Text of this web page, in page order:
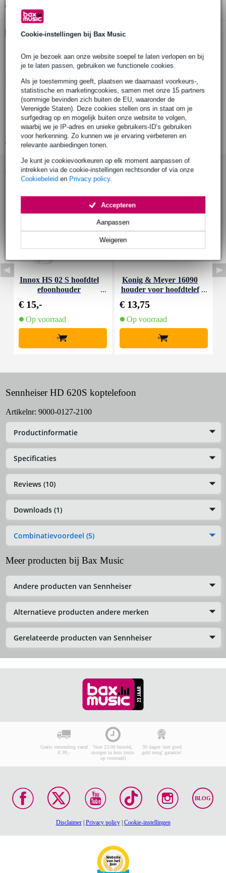
Cookie-instellingen bij Bax Music
Om je bezoek aan onze website soepel te laten verlopen en bij
je te laten passen, gebruiken we functionele cookies.
Als je toestemming geeft, plaatsen we daarnaast voorkeurs-,
statistische en marketingcookies, samen met onze 15 partners
(sommige bevinden zich buiten de EU, waaronder de
Verenigde Staten). Deze cookies stellen ons in staat om je
surfgedrag op en mogelijk buiten onze website te volgen,
waarbij we je IP-adres en unieke gebruikers-ID’s gebruiken
voor herkenning. Zo kunnen we je ervaring verbeteren en
relevante aanbiedingen tonen.
Je kunt je cookievoorkeuren op elk moment aanpassen of
intrekken via de cookie-instellingen rechtsonder of via onze
Cookiebeleid en Privacy policy.
Weigeren
Aanpassen
Accepteren
Gratis ophalen in de winkel
Kies nu voor 2 jaar extra Bax Music garantie en meer
€ 13,45 eenmalig
Productinformatie
kabellengte: 1.8 m
oorkoppeling: rond oor
oorkussenmateriaal: kunstleer op polyurethaanbasis
Bekijk alle productspecificaties
Accessoires (5)
Innox HS 02 S hoofdtel
efoonhouder
€ 15,-
Op voorraad
+
Konig & Meyer 16090
houder voor hoofdtelef
€ 13,75
Op voorraad
+
Sennheiser HD 620S koptelefoon
Artikelnr: 9000-0127-2100
Productinformatie
Specificaties
Reviews (10)
Downloads (1)
Combinatievoordeel (5)
Meer producten bij Bax Music
Andere producten van Sennheiser
Alternatieve producten andere merken
Gerelateerde producten van Sennheiser
Gratis verzending vanaf
€ 99,-
Voor 23:00 besteld,
morgen in huis (mits
op voorraad)
30 dagen 'niet goed
geld terug' garantie!
BLOG
Disclaimer| Privacy policy| Cookie-instellingen